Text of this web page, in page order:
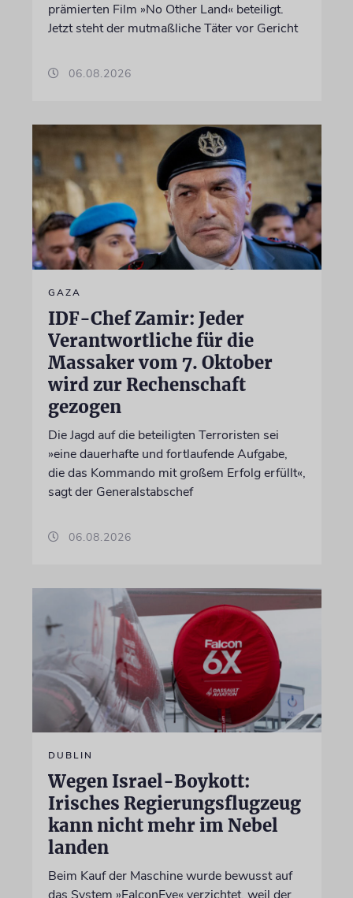
prämierten Film »No Other Land« beteiligt.
Jetzt steht der mutmaßliche Täter vor Gericht
06.08.2026
GAZA
IDF-Chef Zamir: Jeder
Verantwortliche für die
Massaker vom 7. Oktober
wird zur Rechenschaft
gezogen
Die Jagd auf die beteiligten Terroristen sei
»eine dauerhafte und fortlaufende Aufgabe,
die das Kommando mit großem Erfolg erfüllt«,
sagt der Generalstabschef
06.08.2026
DUBLIN
Wegen Israel-Boykott:
Irisches Regierungsflugzeug
kann nicht mehr im Nebel
landen
Beim Kauf der Maschine wurde bewusst auf